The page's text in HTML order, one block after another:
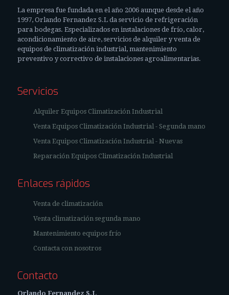
La empresa fue fundada en el año 2006 aunque desde el año
1997, Orlando Fernandez S.L da servicio de refrigeración
para bodegas. Especializados en instalaciones de frío, calor,
acondicionamiento de aire, servicios de alquiler y venta de
equipos de climatización industrial, mantenimiento
preventivo y correctivo de instalaciones agroalimentarias.
Servicios
Alquiler Equipos Climatización Industrial
Venta Equipos Climatización Industrial - Segunda mano
Venta Equipos Climatización Industrial - Nuevas
Reparación Equipos Climatización Industrial
Enlaces rápidos
Venta de climatización
Venta climatización segunda mano
Mantenimiento equipos frío
Contacta con nosotros
Contacto
Orlando Fernandez S.L